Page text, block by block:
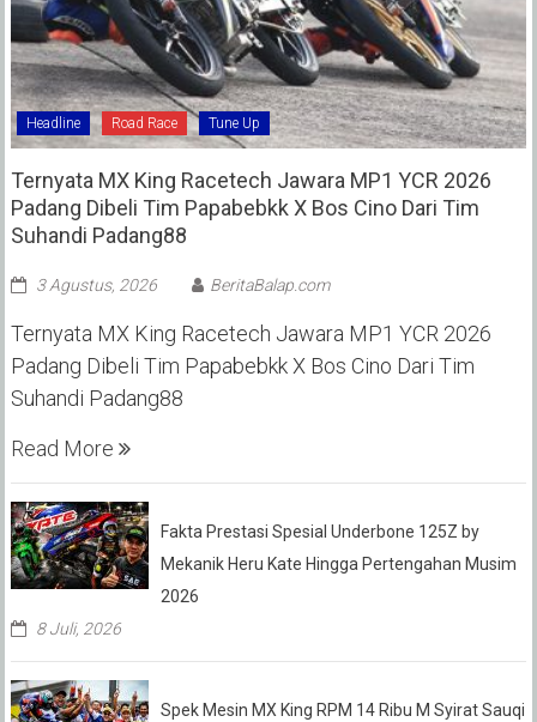
Headline Road Race Tune Up
Ternyata MX King Racetech Jawara MP1 YCR 2026
Padang Dibeli Tim Papabebkk X Bos Cino Dari Tim
Suhandi Padang88
3 Agustus, 2026 BeritaBalap.com
Ternyata MX King Racetech Jawara MP1 YCR 2026
Padang Dibeli Tim Papabebkk X Bos Cino Dari Tim
Suhandi Padang88
Read More
Fakta Prestasi Spesial Underbone 125Z by
Mekanik Heru Kate Hingga Pertengahan Musim
2026
8 Juli, 2026
Spek Mesin MX King RPM 14 Ribu M Syirat Sauqi